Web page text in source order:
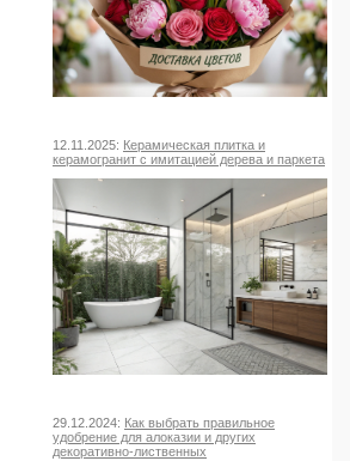
12.11.2025: Керамическая плитка и
керамогранит с имитацией дерева и паркета
29.12.2024: Как выбрать правильное
удобрение для алоказии и других
декоративно-лиственных